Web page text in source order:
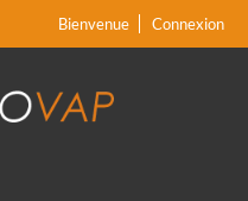
Bienvenue Connexion
x
x